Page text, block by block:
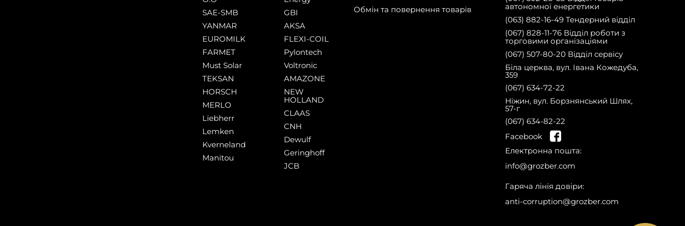
SAE-SMB
YANMAR
EUROMILK
FARMET
Must Solar
TEKSAN
HORSCH
MERLO
Liebherr
Lemken
Kverneland
Manitou
GBI
AKSA
FLEXI-COIL
Pylontech
Voltronic
AMAZONE
NEW
HOLLAND
CLAAS
CNH
Dewulf
Geringhoff
JCB
Обмін та повернення товарів
автономної енергетики
(063) 882-16-49 Тендерний відділ
(067) 828-11-76 Відділ роботи з
торговими організаціями
(067) 507-80-20 Відділ сервісу
Біла церква, вул. Івана Кожедуба,
359
(067) 634-72-22
Ніжин, вул. Борзнянський Шлях,
57-г
(067) 634-82-22
Facebook
Електронна пошта:
info@grozber.com
Гаряча лінія довіри:
anti-corruption@grozber.com
Зареєструйсяна сайті та отримай
знижку 10% на запчастини на першу